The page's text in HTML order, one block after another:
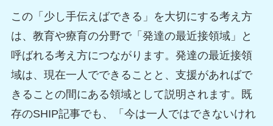
この「少し手伝えばできる」を大切にする考え方
は、教育や療育の分野で「発達の最近接領域」と
呼ばれる考え方につながります。発達の最近接領
域は、現在一人でできることと、支援があればで
きることの間にある領域として説明されます。既
存のSHIP記事でも、「今は一人ではできないけれ